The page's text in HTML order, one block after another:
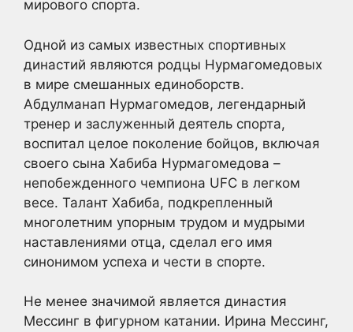
мирового спорта.
Одной из самых известных спортивных
династий являются родцы Нурмагомедовых
в мире смешанных единоборств.
Абдулманап Нурмагомедов, легендарный
тренер и заслуженный деятель спорта,
воспитал целое поколение бойцов, включая
своего сына Хабиба Нурмагомедова –
непобежденного чемпиона UFC в легком
весе. Талант Хабиба, подкрепленный
многолетним упорным трудом и мудрыми
наставлениями отца, сделал его имя
синонимом успеха и чести в спортe.
Не менее значимой является династия
Мессинг в фигурном катании. Ирина Мессинг,